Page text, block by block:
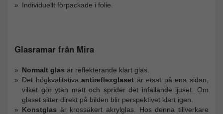
Individuellt förpackade i folie.
Glasramar från Mira
Normalt glas är reflekterande klart glas.
Det högkvalitativaantireflexglaset är etsat på ena sidan,
vilket gör ytan matt och sprider det infallande ljuset. Om
glaset sitter direkt på bilden blir perspektivet klart igen.
Konstglas är krossäkert akrylglas. Hos denna tillverkare